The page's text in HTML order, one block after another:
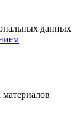
данных